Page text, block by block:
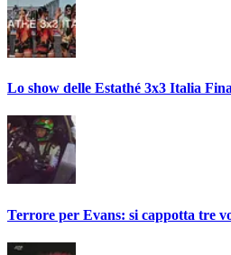
Lo show delle Estathé 3x3 Italia
Terrore per Evans: si cappotta tre